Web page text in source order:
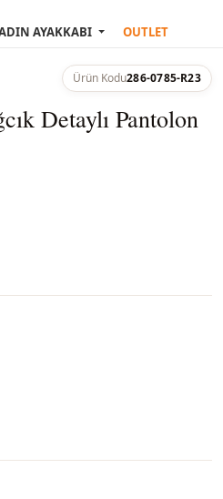
AYAKKABI OUTLET
Ürün Kodu286-0785-R23
Detaylı Pantolon